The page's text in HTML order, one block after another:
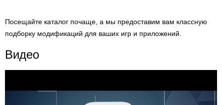
Посещайте каталог почаще, а мы предоставим вам классную
подборку модификаций для ваших игр и приложений.
Видео